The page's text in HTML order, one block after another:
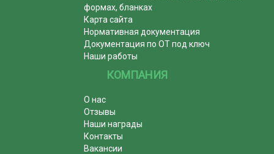
формах, бланках
Карта сайта
Нормативная документация
Документация по ОТ под ключ
Наши работы
КОМПАНИЯ
О нас
Отзывы
Наши награды
Контакты
Вакансии